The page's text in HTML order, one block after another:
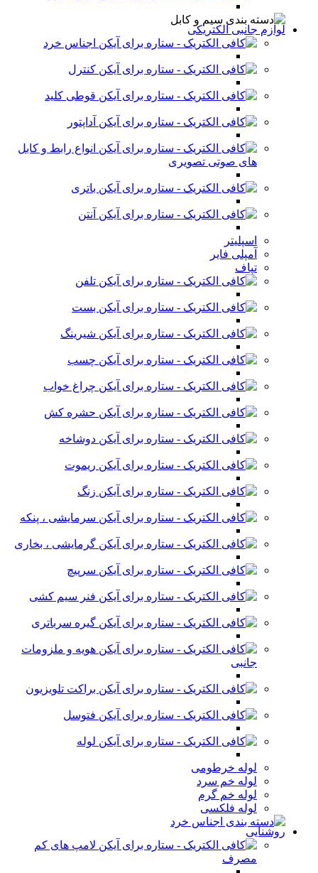
لوازم جانبی الکتریکی
اجناس خرد
کنترل
قوطی کلید
آداپتور
انواع رابط و کابل
های صوتی تصویری
باتری
آنتن
اسپلیتر
آمپلی فایر
تپاف
تلفن
بست
شیرینگ
چسب
چراغ خواب
حشره کش
دوشاخه
ریموت
زنگ
سرمایشی ، پنکه
گرمایشی ، بخاری
سرپیچ
فنر سیم کشی
گیره سرباتری
هویه و ملزومات
جانبی
براکت تلویزیون
فتوسل
لوله
لوله خرطومی
لوله خم سرد
لوله خم گرم
لوله فلکسی
روشنایی
لامپ های کم
مصرف